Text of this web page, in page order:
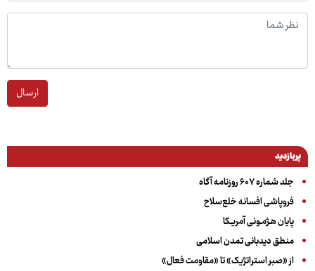
ارسال
پربازدید
جلد شماره ۶۰۷ روزنامه آگاه
فروپاشی افسانه خلع‌سلاح
پایان هـژمـونی آمریـکا
منطق دیدبانی تمدن اسلامی
از «صبر استراتژیک» تا «مقاومت فعال»